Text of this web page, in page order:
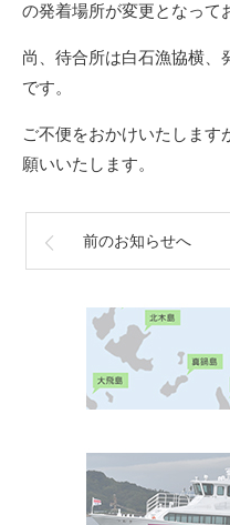
の発着場所が変更となって
尚、待合所は白石漁協横、
です。
ご不便をおかけいたします
願いいたします。
前のお知らせへ